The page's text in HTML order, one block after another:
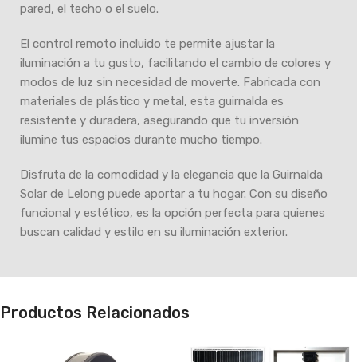
pared, el techo o el suelo.
El control remoto incluido te permite ajustar la
iluminación a tu gusto, facilitando el cambio de colores y
modos de luz sin necesidad de moverte. Fabricada con
materiales de plástico y metal, esta guirnalda es
resistente y duradera, asegurando que tu inversión
ilumine tus espacios durante mucho tiempo.
Disfruta de la comodidad y la elegancia que la Guirnalda
Solar de Lelong puede aportar a tu hogar. Con su diseño
funcional y estético, es la opción perfecta para quienes
buscan calidad y estilo en su iluminación exterior.
Productos Relacionados